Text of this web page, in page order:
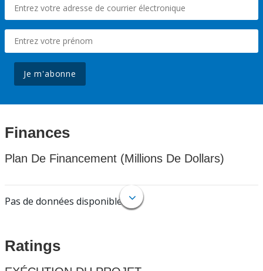
Je m'abonne
Finances
Plan De Financement (Millions De Dollars)
Pas de données disponibles.
Ratings